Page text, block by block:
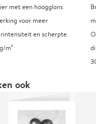
met een hoogglans
voor meer
en scherpte.
m²
ook